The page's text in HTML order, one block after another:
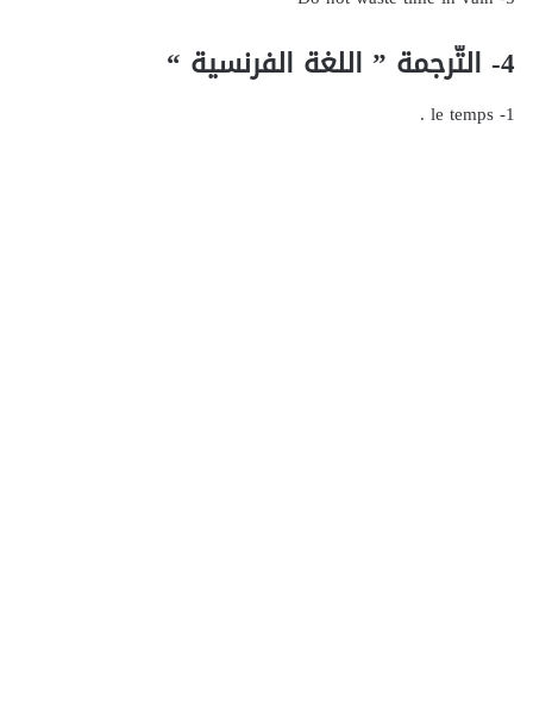
4- التّرجمة ” اللغة الفرنسية “
1- le temps .